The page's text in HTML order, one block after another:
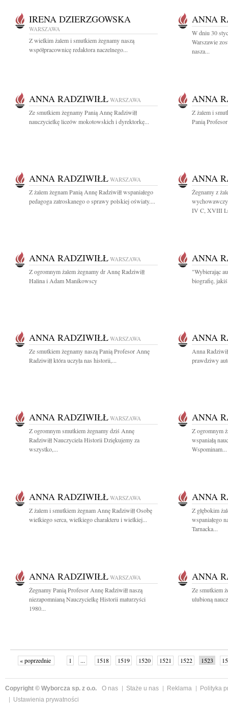
IRENA DZIERZGOWSKA
WARSZAWA
Z wielkim żalem i smutkiem żegnamy naszą
współpracownicę redaktora naczelnego...
ANNA
W dniu 30
Warszawie
nasza...
ANNA RADZIWIŁŁ WARSZAWA
Ze smutkiem żegnamy Panią Annę Radziwiłł
nauczycielkę liceów mokotowskich i dyrektorkę...
ANNA
Z żalem i
Panią
ANNA RADZIWIŁŁ WARSZAWA
Z żalem żegnam Panią Annę Radziwiłł wspaniałego
pedagoga zatroskanego o sprawy polskiej oświaty....
ANNA
Żegnamy z
IV C, XVIII
ANNA RADZIWIŁŁ WARSZAWA
Z ogromnym żalem żegnamy dr Annę Radziwiłł
Halina i Adam Manikowscy
ANNA
"Wybierając
biografię,
ANNA RADZIWIŁŁ WARSZAWA
Ze smutkiem żegnamy naszą Panią Profesor Annę
Radziwiłł która uczyła nas historii,...
ANNA
Anna
prawdziwy
ANNA RADZIWIŁŁ WARSZAWA
Z ogromnym smutkiem żegnamy dziś Annę
Radziwiłł Nauczyciela Historii Dziękujemy za
wszystko,...
ANNA
Z ogromnym
wspaniałą
Wspominam...
ANNA RADZIWIŁŁ WARSZAWA
Z żalem i smutkiem żegnam Annę Radziwiłł Osobę
wielkiego serca, wielkiego charakteru i wielkiej...
ANNA
Z głębokim
wspaniałego
Tarnacka...
ANNA RADZIWIŁŁ WARSZAWA
Żegnamy Panią Profesor Annę Radziwiłł naszą
niezapomnianą Nauczycielkę Historii maturzyści
1980...
ANNA
Ze smutkiem
ulubioną
« poprzednie 1 ... 1518 1519 1520 1521 1522 1523
Copyright © Wyborcza sp. z o.o. O nas Staże u nas Reklama
Polityka
Ustawienia prywatności